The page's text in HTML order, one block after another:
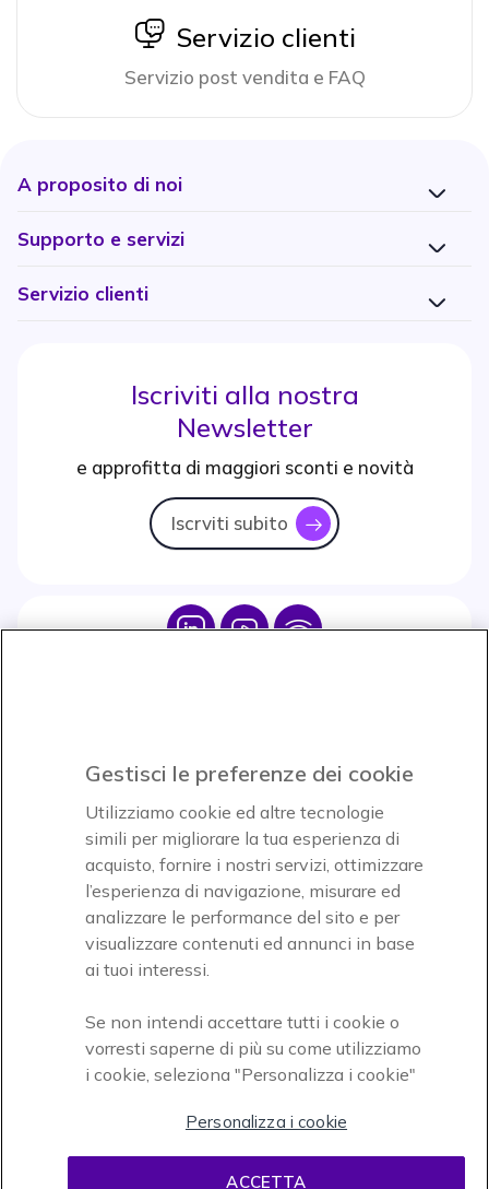
icon
Servizio clienti
Servizio post vendita e FAQ
A proposito di noi
Supporto e servizi
Servizio clienti
Iscriviti alla nostra
Newsletter
e approfitta di maggiori sconti e novità
Iscrviti subito icon
Icon IconIcon
Accettiamo
Onedirect, azienda del gruppo INCEPT
Condizioni di vendita
Gestisci le preferenze dei cookie
Utilizziamo cookie ed altre tecnologie
simili per migliorare la tua esperienza di
acquisto, fornire i nostri servizi, ottimizzare
l’esperienza di navigazione, misurare ed
analizzare le performance del sito e per
visualizzare contenuti ed annunci in base
ai tuoi interessi.
Se non intendi accettare tutti i cookie o
vorresti saperne di più su come utilizziamo
i cookie, seleziona "Personalizza i cookie"
Personalizza i cookie
ACCETTA